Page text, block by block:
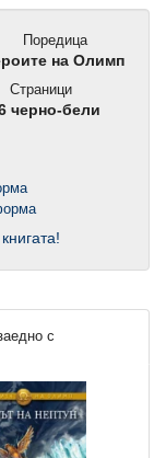
Поредица
на Олимп
Страници
черно-бели
с